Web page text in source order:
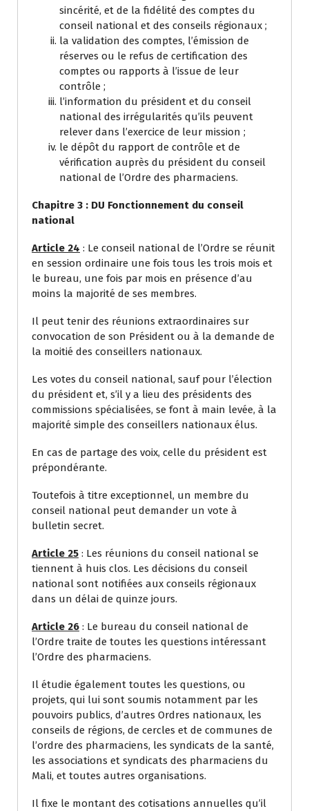
sincérité, et de la fidélité des comptes du
conseil national et des conseils régionaux ;
la validation des comptes, l’émission de
réserves ou le refus de certification des
comptes ou rapports à l’issue de leur
contrôle ;
l’information du président et du conseil
national des irrégularités qu’ils peuvent
relever dans l’exercice de leur mission ;
le dépôt du rapport de contrôle et de
vérification auprès du président du conseil
national de l’Ordre des pharmaciens.
Chapitre 3 : DU Fonctionnement du conseil
national
Article 24 : Le conseil national de l’Ordre se réunit
en session ordinaire une fois tous les trois mois et
le bureau, une fois par mois en présence d’au
moins la majorité de ses membres.
Il peut tenir des réunions extraordinaires sur
convocation de son Président ou à la demande de
la moitié des conseillers nationaux.
Les votes du conseil national, sauf pour l’élection
du président et, s’il y a lieu des présidents des
commissions spécialisées, se font à main levée, à la
majorité simple des conseillers nationaux élus.
En cas de partage des voix, celle du président est
prépondérante.
Toutefois à titre exceptionnel, un membre du
conseil national peut demander un vote à
bulletin secret.
Article 25 : Les réunions du conseil national se
tiennent à huis clos. Les décisions du conseil
national sont notifiées aux conseils régionaux
dans un délai de quinze jours.
Article 26 : Le bureau du conseil national de
l’Ordre traite de toutes les questions intéressant
l’Ordre des pharmaciens.
Il étudie également toutes les questions, ou
projets, qui lui sont soumis notamment par les
pouvoirs publics, d’autres Ordres nationaux, les
conseils de régions, de cercles et de communes de
l’ordre des pharmaciens, les syndicats de la santé,
les associations et syndicats des pharmaciens du
Mali, et toutes autres organisations.
Il fixe le montant des cotisations annuelles qu’il